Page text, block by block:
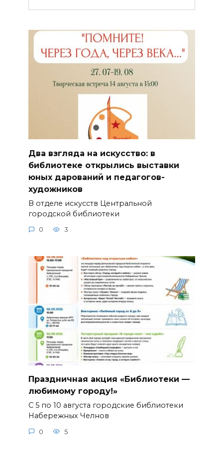
Два взгляда на искусство: в
библиотеке открылись выставки
юных дарований и педагогов-
художников
В отделе искусств Центральной
городской библиотеки
0 3
Праздничная акция «Библиотеки —
любимому городу!»
С 5 по 10 августа городские библиотеки
Набережных Челнов
0 5